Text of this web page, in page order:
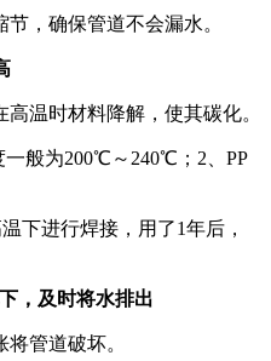
，确保管道不会漏水。
温时材料降解，使其碳化。
一般为200℃～240℃；2、PP
下进行焊接，用了1年后，
，及时将水排出
管道破坏。